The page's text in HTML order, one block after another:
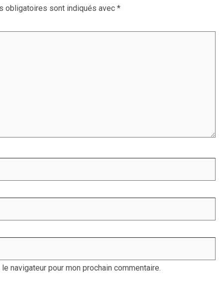
obligatoires sont indiqués avec *
navigateur pour mon prochain commentaire.